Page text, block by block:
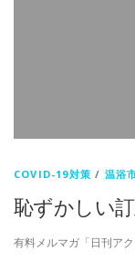
COVID-19対策 / 温浴
恥ずかしい
有料メルマガ「日刊ア